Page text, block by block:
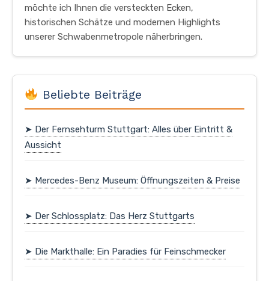
möchte ich Ihnen die versteckten Ecken,
historischen Schätze und modernen Highlights
unserer Schwabenmetropole näherbringen.
Beliebte Beiträge
➤ Der Fernsehturm Stuttgart: Alles über Eintritt &
Aussicht
➤ Mercedes-Benz Museum: Öffnungszeiten & Preise
➤ Der Schlossplatz: Das Herz Stuttgarts
➤ Die Markthalle: Ein Paradies für Feinschmecker